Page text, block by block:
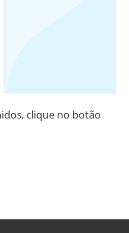
clique no botão